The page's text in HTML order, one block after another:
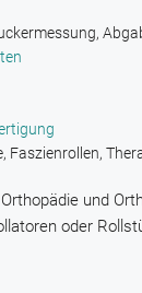
Faszienrollen,
und
oder